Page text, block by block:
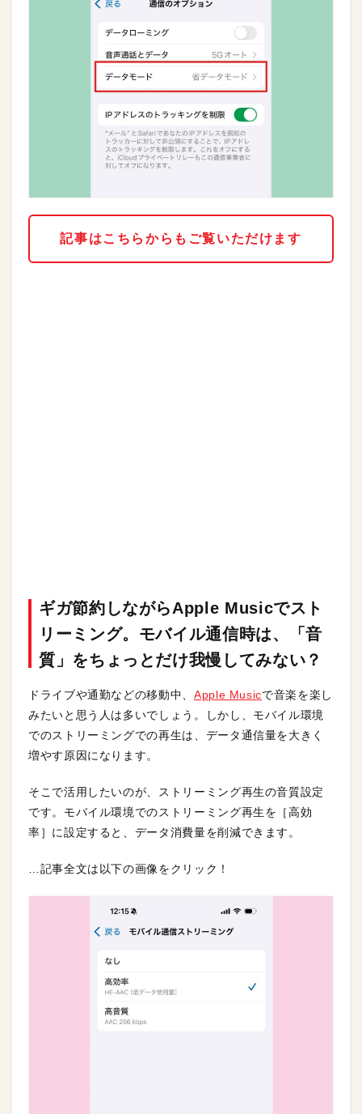
記事はこちらからもご覧いただけます
ギガ節約しながらApple Musicでスト
リーミング。モバイル通信時は、「音
質」をちょっとだけ我慢してみない？
ドライブや通勤などの移動中、 Apple Musicで音楽を楽し
みたいと思う人は多いでしょう。しかし、モバイル環境
でのストリーミングでの再生は、データ通信量を大きく
増やす原因になります。
そこで活用したいのが、ストリーミング再生の音質設定
です。モバイル環境でのストリーミング再生を［高効
率］に設定すると、データ消費量を削減できます。
…記事全文は以下の画像をクリック！